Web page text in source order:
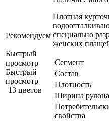
Рекомендуем
Быстрый
просмотр
Быстрый
просмотр
13 цветов
Плотная
специально
женских
Сегмент
Состав
Плотность
Ширина рулона
свойства